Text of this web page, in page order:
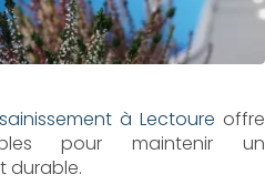
à Lectoure offre
pour maintenir un
durable.